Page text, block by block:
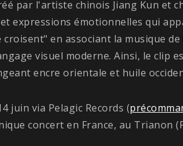
par l'artiste chinois Jiang Kun et
expressions émotionnelles qui
croisent" en associant la musique de
visuel moderne. Ainsi, le clip
encre orientale et huile
juin via Pelagic Records (
concert en France, au Trianon